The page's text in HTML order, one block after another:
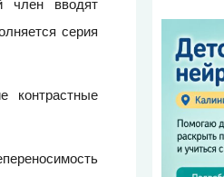
член вводят
серия
контрастные